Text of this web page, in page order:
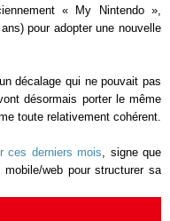
« My Nintendo »,
pour adopter une nouvelle
décalage qui ne pouvait pas
désormais porter le même
toute relativement cohérent.
ces derniers mois, signe que
web pour structurer sa